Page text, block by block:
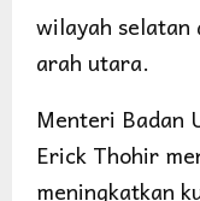
wilayah selatan
arah utara.
Menteri Badan
Erick Thohir
meningkatkan